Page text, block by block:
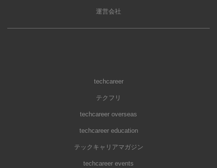
運営会社
techcareer
テクフリ
techcareer overseas
techcareer education
テックキャリアマガジン
techcareer events